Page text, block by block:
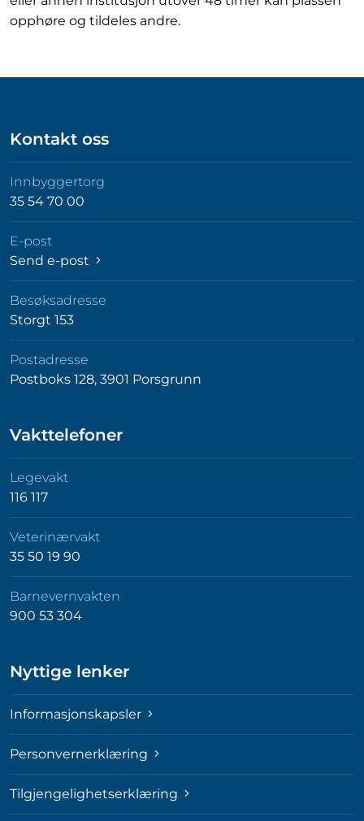
opphøre og tildeles andre.
Kontakt oss
Innbyggertorg
35 54 70 00
E-post
Send e-post
Besøksadresse
Storgt 153
Postadresse
Postboks 128, 3901 Porsgrunn
Vakttelefoner
Legevakt
116 117
Veterinærvakt
35 50 19 90
Barnevernvakten
900 53 304
Nyttige lenker
Informasjonskapsler
Personvernerklæring
Tilgjengelighetserklæring